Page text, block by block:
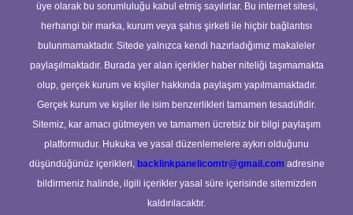
üye olarak bu sorumluluğu kabul etmiş sayılırlar. Bu internet sitesi,
herhangi bir marka, kurum veya şahıs şirketi ile hiçbir bağlantısı
bulunmamaktadır. Sitede yalnızca kendi hazırladığımız makaleler
paylaşılmaktadır. Burada yer alan içerikler haber niteliği taşımamakta
olup, gerçek kurum ve kişiler hakkında paylaşım yapılmamaktadır.
Gerçek kurum ve kişiler ile isim benzerlikleri tamamen tesadüfidir.
Sitemiz, kar amacı gütmeyen ve tamamen ücretsiz bir bilgi paylaşım
platformudur. Hukuka ve yasal düzenlemelere aykırı olduğunu
düşündüğünüz içerikleri, backlinkpanelicomtr@gmail.com adresine
bildirmeniz halinde, ilgili içerikler yasal süre içerisinde sitemizden
kaldırılacaktır.